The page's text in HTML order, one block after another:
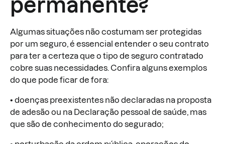
permanente?
Algumas situações não costumam ser protegidas
por um seguro, é essencial entender o seu contrato
para ter a certeza que o tipo de seguro contratado
cobre suas necessidades. Confira alguns exemplos
do que pode ficar de fora:
• doenças preexistentes não declaradas na proposta
de adesão ou na Declaração pessoal de saúde, mas
que são de conhecimento do segurado;